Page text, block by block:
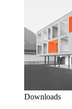
Downloads